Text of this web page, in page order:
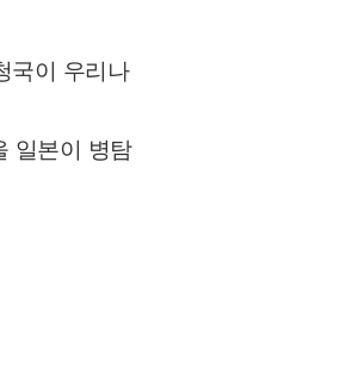
국이 우리나
일본이 병탐